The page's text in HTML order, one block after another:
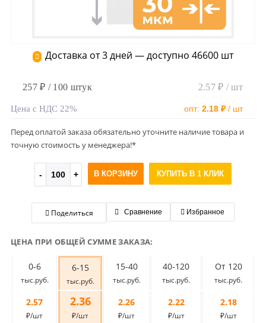
Доставка от 3 дней — доступно 46600 шт
257 ₽ / 100 штук 2.57 ₽ / шт
Цена с НДС 22% опт: 2.18 ₽/ шт
Перед оплатой заказа обязательно уточните наличие товара и
точную стоимость у менеджера!*
В КОРЗИНУ КУПИТЬ В 1 КЛИК
Поделиться Сравнение Избранное
ЦЕНА ПРИ ОБЩЕЙ СУММЕ ЗАКАЗА:
0-6
тыс.руб.
6-15
тыс.руб.
15-40
тыс.руб.
40-120
тыс.руб.
От 120
тыс.руб.
2.57
₽/шт
2.36
₽/шт
2.26
₽/шт
2.22
₽/шт
2.18
₽/шт